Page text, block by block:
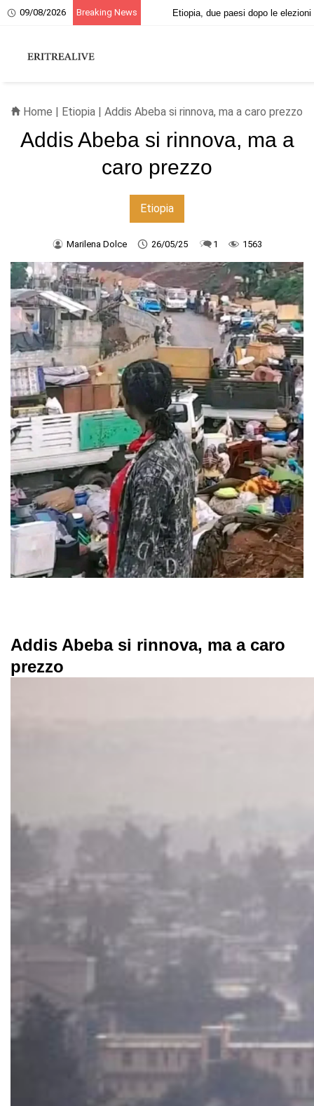
09/08/2026 Breaking News 20 giugno, ricordo dei martiri eritrei
Home | Etiopia | Addis Abeba si rinnova, ma a caro prezzo
Addis Abeba si rinnova, ma a
caro prezzo
Etiopia
Marilena Dolce 26/05/25 1 1563
Addis Abeba si rinnova, ma a caro
prezzo